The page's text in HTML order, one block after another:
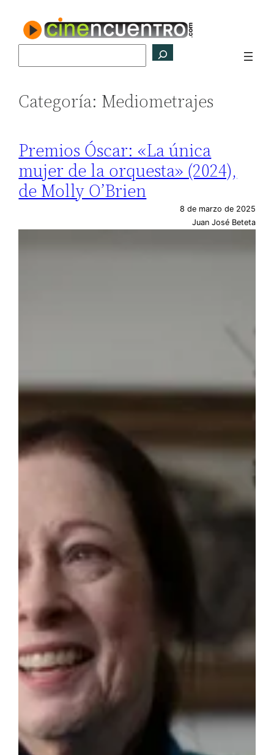
contenido
Categoría: Mediometrajes
Premios Óscar: «La única
mujer de la orquesta» (2024),
de Molly O’Brien
8 de marzo de 2025
Juan José Beteta